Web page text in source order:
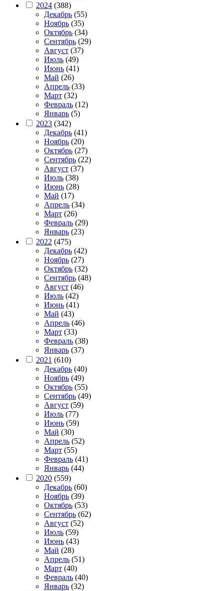
2024 (388)
Декабрь (55)
Ноябрь (35)
Октябрь (34)
Сентябрь (29)
Август (37)
Июль (49)
Июнь (41)
Май (26)
Апрель (33)
Март (32)
Февраль (12)
Январь (5)
2023 (342)
Декабрь (41)
Ноябрь (20)
Октябрь (27)
Сентябрь (22)
Август (37)
Июль (38)
Июнь (28)
Май (17)
Апрель (34)
Март (26)
Февраль (29)
Январь (23)
2022 (475)
Декабрь (42)
Ноябрь (27)
Октябрь (32)
Сентябрь (48)
Август (46)
Июль (42)
Июнь (41)
Май (43)
Апрель (46)
Март (33)
Февраль (38)
Январь (37)
2021 (610)
Декабрь (40)
Ноябрь (49)
Октябрь (55)
Сентябрь (49)
Август (59)
Июль (77)
Июнь (59)
Май (30)
Апрель (52)
Март (55)
Февраль (41)
Январь (44)
2020 (559)
Декабрь (60)
Ноябрь (39)
Октябрь (53)
Сентябрь (62)
Август (52)
Июль (59)
Июнь (43)
Май (28)
Апрель (51)
Март (40)
Февраль (40)
Январь (32)